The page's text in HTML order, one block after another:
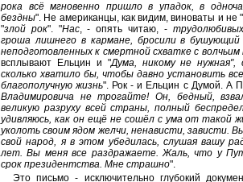
рока всё мгновенно пришло в упадок, в
бездны". Не американцы, как видим, виноваты и не "
"злой рок". "Нас, - опять читаю, -
гроша лишнего в кармане, бросили в бушующий
неподготовленных к смертной схватке с
всплывают Ельцин и "Дума, никому не нужная",
сколько хватило бы, чтобы давно установить
благополучную жизнь". Рок - и Ельцин с Думой. А
Владимировича не трогайте! Он, бедный,
великую разруху всей страны, полный
удивляюсь, как он ещё не сошёл с ума от такой
уколоть своим ядом желчи, ненависти, зависти.
свой народ, я в этом убедилась, слушая вашу
лет. Вы меня все раздражаете. Жаль, что у
срок президентства. Мне страшно".
Это письмо - исключительно глубокий